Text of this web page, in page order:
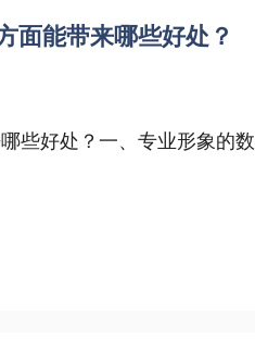
面能带来哪些好处？
些好处？一、专业形象的